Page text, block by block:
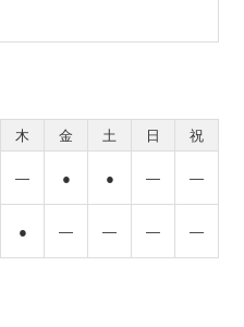
木 金 土 日
祝
― ● ● ― ―
● ― ― ― ―